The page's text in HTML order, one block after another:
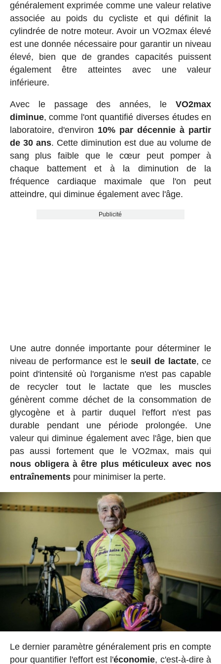
généralement exprimée comme une valeur relative
associée au poids du cycliste et qui définit la
cylindrée de notre moteur. Avoir un VO2max élevé
est une donnée nécessaire pour garantir un niveau
élevé, bien que de grandes capacités puissent
également être atteintes avec une valeur
inférieure.
Avec le passage des années, leVO2max
diminue, comme l'ont quantifié diverses études en
laboratoire, d'environ 10% par décennie à partir
de 30 ans. Cette diminution est due au volume de
sang plus faible que le cœur peut pomper à
chaque battement et à la diminution de la
fréquence cardiaque maximale que l'on peut
atteindre, qui diminue également avec l'âge.
Publicité
Une autre donnée importante pour déterminer le
niveau de performance est leseuil de lactate, ce
point d'intensité où l'organisme n'est pas capable
de recycler tout le lactate que les muscles
génèrent comme déchet de la consommation de
glycogène et à partir duquel l'effort n'est pas
durable pendant une période prolongée. Une
valeur qui diminue également avec l'âge, bien que
pas aussi fortement que le VO2max, mais qui
nous obligera à être plus méticuleux avec nos
entraînementspour minimiser la perte.
Le dernier paramètre généralement pris en compte
pour quantifier l'effort est l'économie, c'est-à-dire à